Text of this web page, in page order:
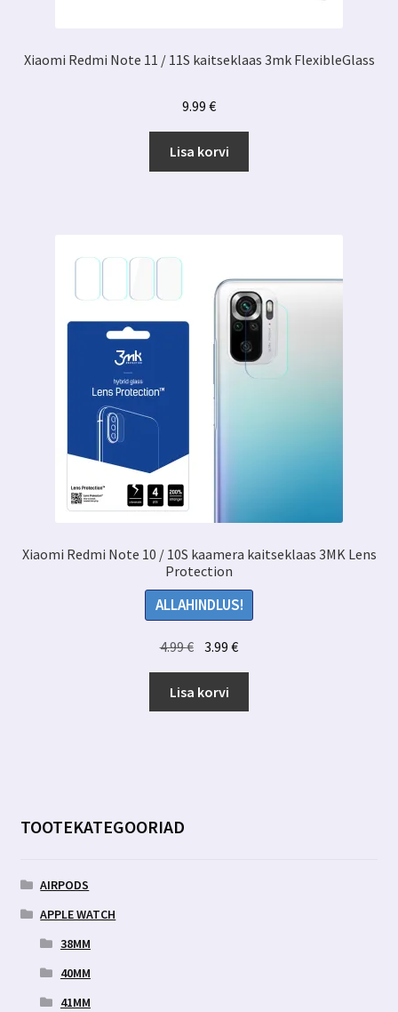
Xiaomi Redmi Note 11 / 11S kaitseklaas 3mk FlexibleGlass
9.99 €
Lisa korvi
Xiaomi Redmi Note 10 / 10S kaamera kaitseklaas 3MK Lens
Protection
ALLAHINDLUS!
4.99€ Algne
oli:
4.99 €.
3.99€Praegune
3.99 €.
Lisa korvi
TOOTEKATEGOORIAD
AIRPODS
APPLE WATCH
38MM
40MM
41MM